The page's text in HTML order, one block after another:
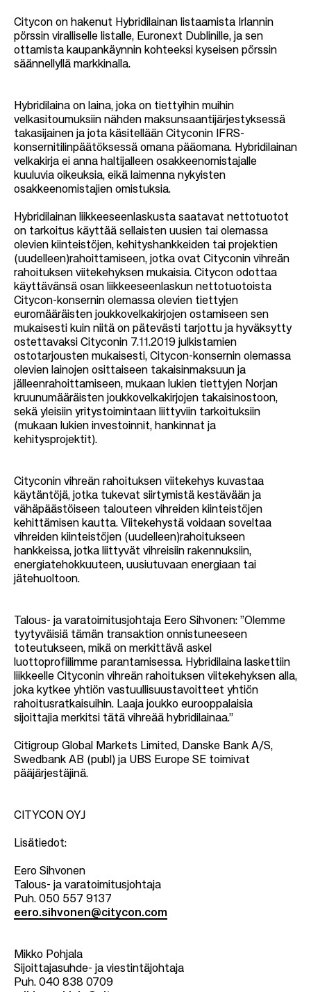
Citycon on hakenut Hybridilainan listaamista Irlannin
pörssin viralliselle listalle, Euronext Dublinille, ja sen
ottamista kaupankäynnin kohteeksi kyseisen pörssin
säännellyllä markkinalla.
Hybridilaina on laina, joka on tiettyihin muihin
velkasitoumuksiin nähden maksunsaantijärjestyksessä
takasijainen ja jota käsitellään Cityconin IFRS-
konsernitilinpäätöksessä omana pääomana. Hybridilainan
velkakirja ei anna haltijalleen osakkeenomistajalle
kuuluvia oikeuksia, eikä laimenna nykyisten
osakkeenomistajien omistuksia.
Hybridilainan liikkeeseenlaskusta saatavat nettotuotot
on tarkoitus käyttää sellaisten uusien tai olemassa
olevien kiinteistöjen, kehityshankkeiden tai projektien
(uudelleen)rahoittamiseen, jotka ovat Cityconin vihreän
rahoituksen viitekehyksen mukaisia. Citycon odottaa
käyttävänsä osan liikkeeseenlaskun nettotuotoista
Citycon-konsernin olemassa olevien tiettyjen
euromääräisten joukkovelkakirjojen ostamiseen sen
mukaisesti kuin niitä on pätevästi tarjottu ja hyväksytty
ostettavaksi Cityconin 7.11.2019 julkistamien
ostotarjousten mukaisesti, Citycon-konsernin olemassa
olevien lainojen osittaiseen takaisinmaksuun ja
jälleenrahoittamiseen, mukaan lukien tiettyjen Norjan
kruunumääräisten joukkovelkakirjojen takaisinostoon,
sekä yleisiin yritystoimintaan liittyviin tarkoituksiin
(mukaan lukien investoinnit, hankinnat ja
kehitysprojektit).
Cityconin vihreän rahoituksen viitekehys kuvastaa
käytäntöjä, jotka tukevat siirtymistä kestävään ja
vähäpäästöiseen talouteen vihreiden kiinteistöjen
kehittämisen kautta. Viitekehystä voidaan soveltaa
vihreiden kiinteistöjen (uudelleen)rahoitukseen
hankkeissa, jotka liittyvät vihreisiin rakennuksiin,
energiatehokkuuteen, uusiutuvaan energiaan tai
jätehuoltoon.
Talous- ja varatoimitusjohtaja Eero Sihvonen: ”Olemme
tyytyväisiä tämän transaktion onnistuneeseen
toteutukseen, mikä on merkittävä askel
luottoprofiilimme parantamisessa. Hybridilaina laskettiin
liikkeelle Cityconin vihreän rahoituksen viitekehyksen alla,
joka kytkee yhtiön vastuullisuustavoitteet yhtiön
rahoitusratkaisuihin. Laaja joukko eurooppalaisia
sijoittajia merkitsi tätä vihreää hybridilainaa.”
Citigroup Global Markets Limited, Danske Bank A/S,
Swedbank AB (publ) ja UBS Europe SE toimivat
pääjärjestäjinä.
CITYCON OYJ
Lisätiedot:
Eero Sihvonen
Talous- ja varatoimitusjohtaja
Puh. 050 557 9137
eero.sihvonen@citycon.com
Mikko Pohjala
Sijoittajasuhde- ja viestintäjohtaja
Puh. 040 838 0709